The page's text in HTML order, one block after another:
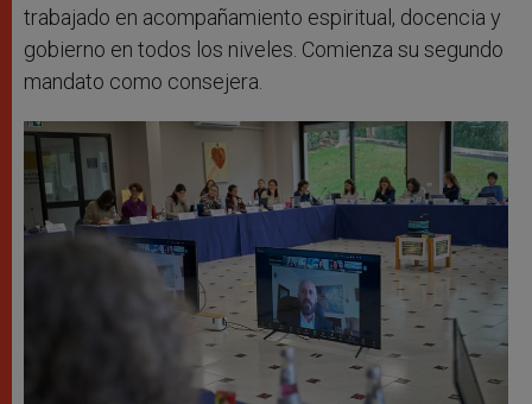
trabajado en acompañamiento espiritual, docencia y
gobierno en todos los niveles. Comienza su segundo
mandato como consejera.